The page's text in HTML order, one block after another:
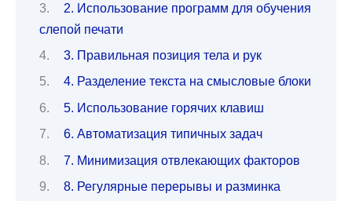
2. Использование программ для обучения
слепой печати
3. Правильная позиция тела и рук
4. Разделение текста на смысловые блоки
5. Использование горячих клавиш
6. Автоматизация типичных задач
7. Минимизация отвлекающих факторов
8. Регулярные перерывы и разминка